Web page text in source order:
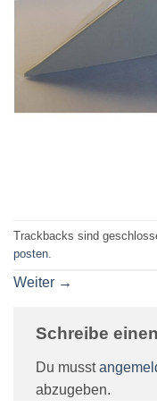
Trackbacks sind
posten
Weiter →
Schreibe
Du musst
abzugeben.